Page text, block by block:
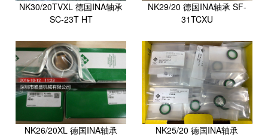
NK30/20TVXL 德国INA轴承
SC-23T HT
NK29/20 德国INA轴承 SF-
31TCXU
NK26/20XL 德国INA轴承 NK25/20 德国INA轴承